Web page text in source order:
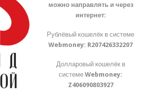
можно направлять и через
интернет:
Рублёвый кошелёк в системе
Webmoney: R207426332207
Долларовый кошелёк в
системеWebmoney:
Z406090803927